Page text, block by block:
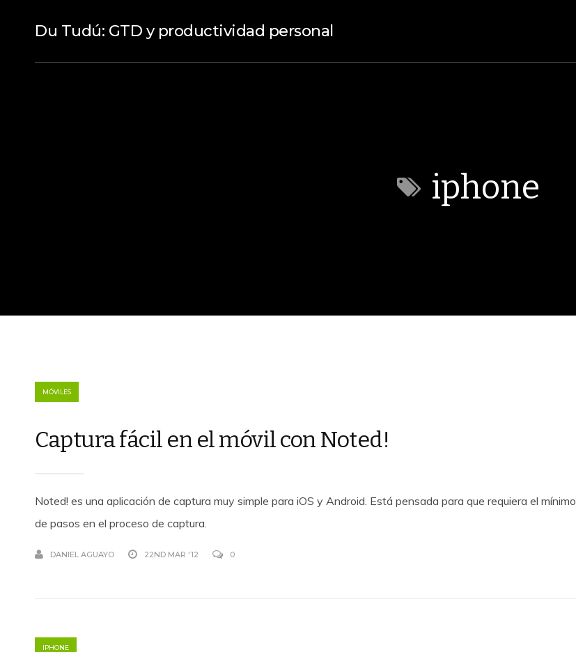
Du Tudú: GTD y productividad personal
iphone
MÓVILES
Captura fácil en el móvil con Noted!
Noted! es una aplicación de captura muy simple para iOS y Android. Está pensada para que requiera el mínimo
de pasos en el proceso de captura.
DANIEL AGUAYO 22ND MAR '12 0
IPHONE